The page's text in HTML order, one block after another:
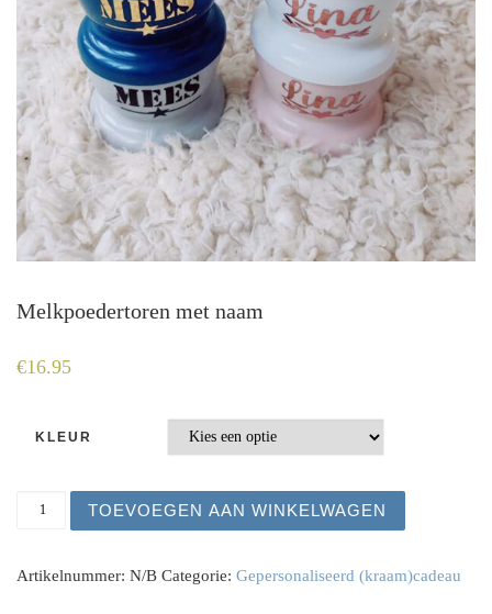
Melkpoedertoren met naam
€16.95
KLEUR
TOEVOEGEN AAN WINKELWAGEN
Artikelnummer: N/B Categorie: Gepersonaliseerd (kraam)cadeau